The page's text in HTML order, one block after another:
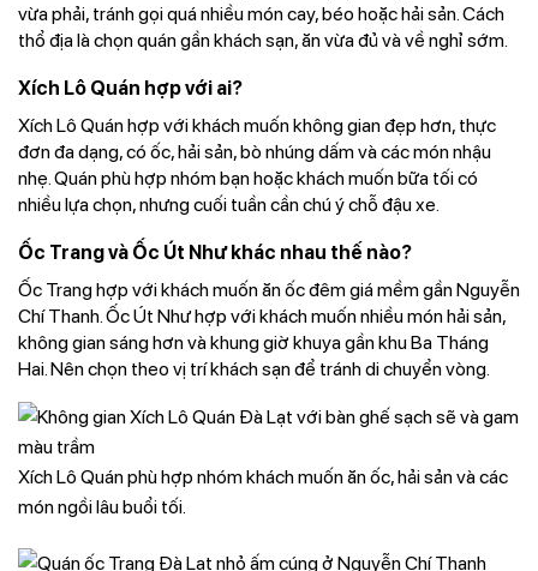
vừa phải, tránh gọi quá nhiều món cay, béo hoặc hải sản. Cách
thổ địa là chọn quán gần khách sạn, ăn vừa đủ và về nghỉ sớm.
Xích Lô Quán hợp với ai?
Xích Lô Quán hợp với khách muốn không gian đẹp hơn, thực
đơn đa dạng, có ốc, hải sản, bò nhúng dấm và các món nhậu
nhẹ. Quán phù hợp nhóm bạn hoặc khách muốn bữa tối có
nhiều lựa chọn, nhưng cuối tuần cần chú ý chỗ đậu xe.
Ốc Trang và Ốc Út Như khác nhau thế nào?
Ốc Trang hợp với khách muốn ăn ốc đêm giá mềm gần Nguyễn
Chí Thanh. Ốc Út Như hợp với khách muốn nhiều món hải sản,
không gian sáng hơn và khung giờ khuya gần khu Ba Tháng
Hai. Nên chọn theo vị trí khách sạn để tránh di chuyển vòng.
Xích Lô Quán phù hợp nhóm khách muốn ăn ốc, hải sản và các
món ngồi lâu buổi tối.